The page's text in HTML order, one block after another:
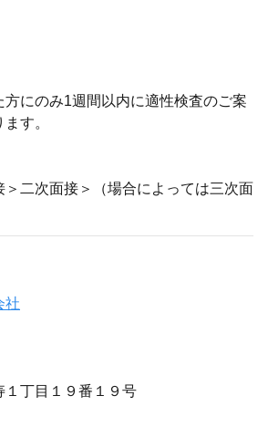
にのみ1週間以内に適性検査のご案
す。
＞二次面接＞（場合によっては三次面
社
１丁目１９番１９号